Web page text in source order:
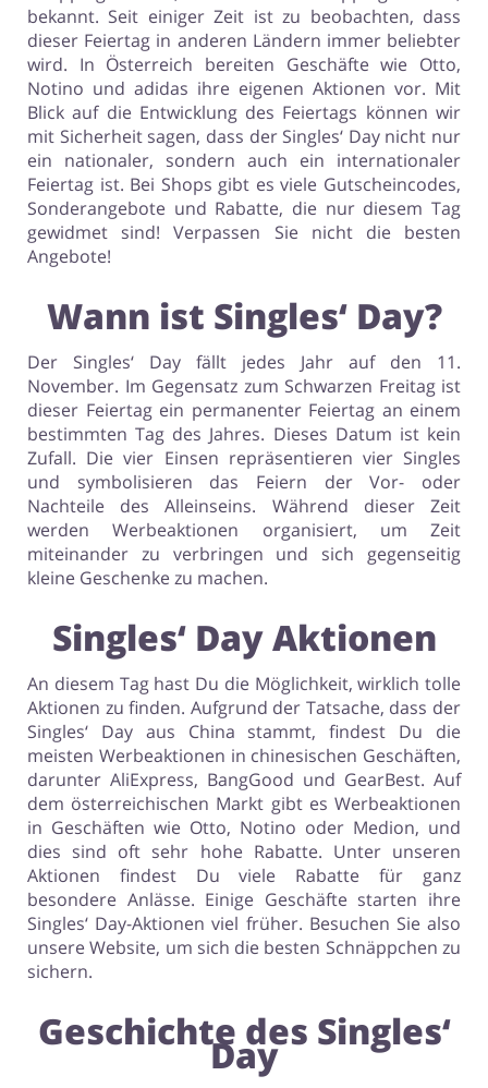
bekannt. Seit einiger Zeit ist zu beobachten, dass
dieser Feiertag in anderen Ländern immer beliebter
wird. In Österreich bereiten Geschäfte wie Otto,
Notino und adidas ihre eigenen Aktionen vor. Mit
Blick auf die Entwicklung des Feiertags können wir
mit Sicherheit sagen, dass der Singles‘ Day nicht nur
ein nationaler, sondern auch ein internationaler
Feiertag ist. Bei Shops gibt es viele Gutscheincodes,
Sonderangebote und Rabatte, die nur diesem Tag
gewidmet sind! Verpassen Sie nicht die besten
Angebote!
Wann ist Singles‘ Day?
Der Singles‘ Day fällt jedes Jahr auf den 11.
November. Im Gegensatz zum Schwarzen Freitag ist
dieser Feiertag ein permanenter Feiertag an einem
bestimmten Tag des Jahres. Dieses Datum ist kein
Zufall. Die vier Einsen repräsentieren vier Singles
und symbolisieren das Feiern der Vor- oder
Nachteile des Alleinseins. Während dieser Zeit
werden Werbeaktionen organisiert, um Zeit
miteinander zu verbringen und sich gegenseitig
kleine Geschenke zu machen.
Singles‘ Day Aktionen
An diesem Tag hast Du die Möglichkeit, wirklich tolle
Aktionen zu finden. Aufgrund der Tatsache, dass der
Singles‘ Day aus China stammt, findest Du die
meisten Werbeaktionen in chinesischen Geschäften,
darunter AliExpress, BangGood und GearBest. Auf
dem österreichischen Markt gibt es Werbeaktionen
in Geschäften wie Otto, Notino oder Medion, und
dies sind oft sehr hohe Rabatte. Unter unseren
Aktionen findest Du viele Rabatte für ganz
besondere Anlässe. Einige Geschäfte starten ihre
Singles‘ Day-Aktionen viel früher. Besuchen Sie also
unsere Website, um sich die besten Schnäppchen zu
sichern.
Geschichte des Singles‘
Day